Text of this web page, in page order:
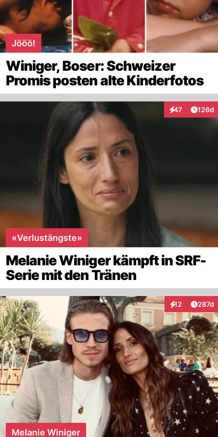
Jööö!
Winiger, Boser: Schweizer
Promis posten alte Kinderfotos
47
Interaktionen
126d
«Verlustängste»
Melanie Winiger kämpft in SRF-
Serie mit den Tränen
12
Interaktionen
287d
Melanie Winiger